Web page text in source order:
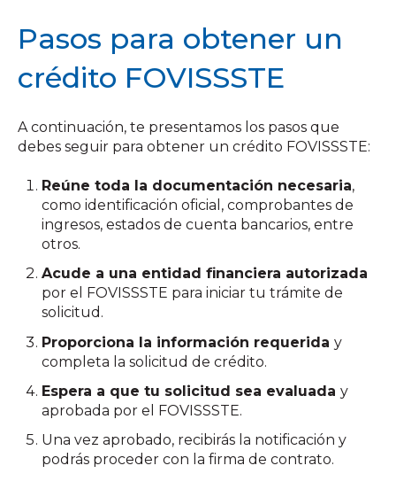
Pasos para obtener un
crédito FOVISSSTE
A continuación, te presentamos los pasos que
debes seguir para obtener un crédito FOVISSSTE:
Reúne toda la documentación necesaria,
como identificación oficial, comprobantes de
ingresos, estados de cuenta bancarios, entre
otros.
Acude a una entidad financiera autorizada
por el FOVISSSTE para iniciar tu trámite de
solicitud.
Proporciona la información requeriday
completa la solicitud de crédito.
Espera a que tu solicitud sea evaluaday
aprobada por el FOVISSSTE.
Una vez aprobado, recibirás la notificación y
podrás proceder con la firma de contrato.